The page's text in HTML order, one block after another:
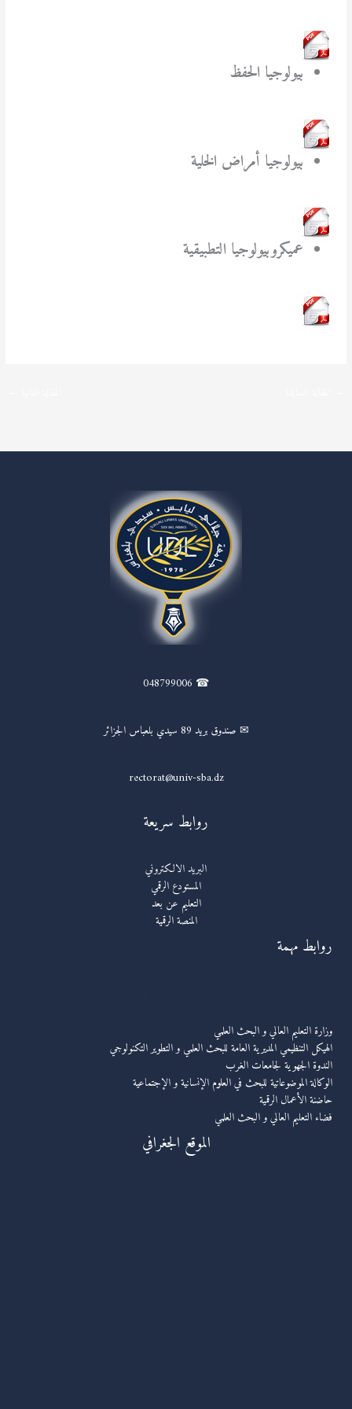
بيولوجيا الحفظ
بيولوجيا أمراض الخلية
عميكروبيولوجيا التطبيقية
☎ 048799006
✉ صندوق بريد 89 سيدي بلعباس الجزائر
rectorat@univ-sba.dz
روابط سريعة
البريد الالكتروني
المستودع الرقمي
التعليم عن بعد
المنصة الرقمية
روابط مهمة
وزارة التعليم العالي و البحث العلمي
الهيكل التنظيمي المديرية العامة للبحث العلمي و التطوير التكنولوجي
الندوة الجهوية لجامعات الغرب
الوكالة الموضوعاتية للبحث في العلوم الإنسانية و الإجتماعية
حاضنة الأعمال الرقمية
فضاء التعليم العالي و البحث العلمي
الموقع الجغرافي